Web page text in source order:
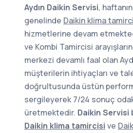
Aydın Daikin Servisi,
genelinde Daikin klima
hizmetlerine devam
ve Kombi Tamircisi
merkezi devamlı faal olan
müşterilerin ihtiyaçları ve
doğrultusunda üstün
sergileyerek 7/24 sonuç
üretmektedir. Daikin Servisi
Daikin klima tamircisi ve